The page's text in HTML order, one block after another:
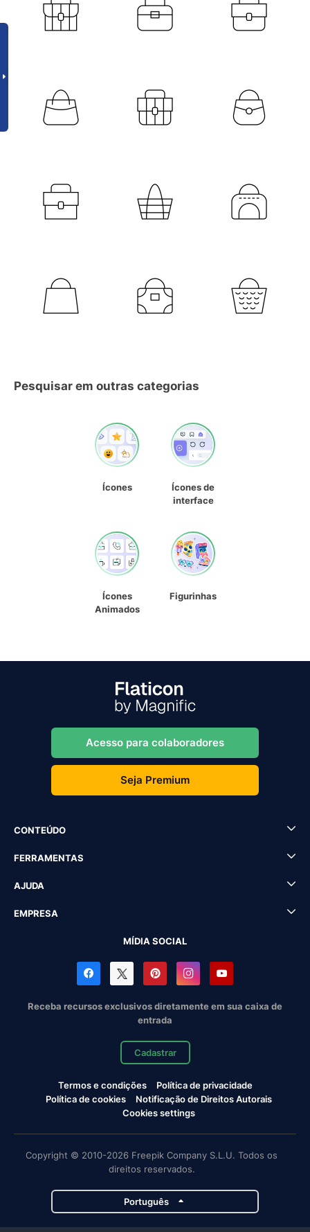
Pesquisar em outras categorias
Ícones
Ícones de
interface
Ícones
Animados
Figurinhas
Acesso para colaboradores
Seja Premium
CONTEÚDO
FERRAMENTAS
AJUDA
EMPRESA
MÍDIA SOCIAL
Receba recursos exclusivos diretamente em sua caixa de
entrada
Cadastrar
Termos e condições
Política de privacidade
Política de cookies
Notificação de Direitos Autorais
Cookies settings
Copyright © 2010-2026 Freepik Company S.L.U. Todos os
direitos reservados.
Português